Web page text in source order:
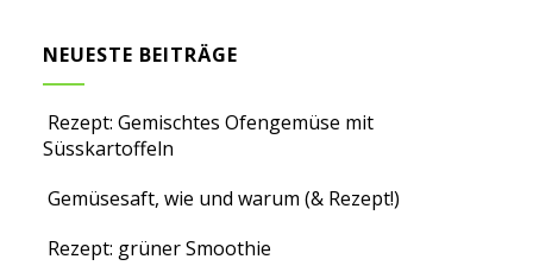
NEUESTE BEITRÄGE
Rezept: Gemischtes Ofengemüse mit
Süsskartoffeln
Gemüsesaft, wie und warum (& Rezept!)
Rezept: grüner Smoothie